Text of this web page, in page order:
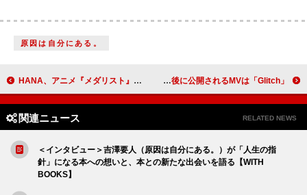
原因は自分にある。
HANA、アニメ『メダリスト』OP主題歌シングルのジャケット公開 スケートリンクでのイベント出演へ 星野源、アルバム『Gen』から最後に公開されるMVは「Glitch」
関連ニュース RELATED NEWS
＜インタビュー＞吉澤要人（原因は自分にある。）が「人生の指
針」になる本への想いと、本との新たな出会いを語る【WITH
BOOKS】